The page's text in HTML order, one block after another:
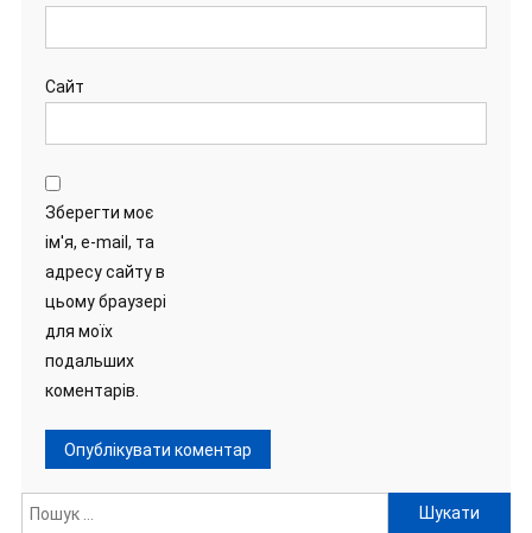
Сайт
Зберегти моє
ім'я, e-mail, та
адресу сайту в
цьому браузері
для моїх
подальших
коментарів.
Пошук: